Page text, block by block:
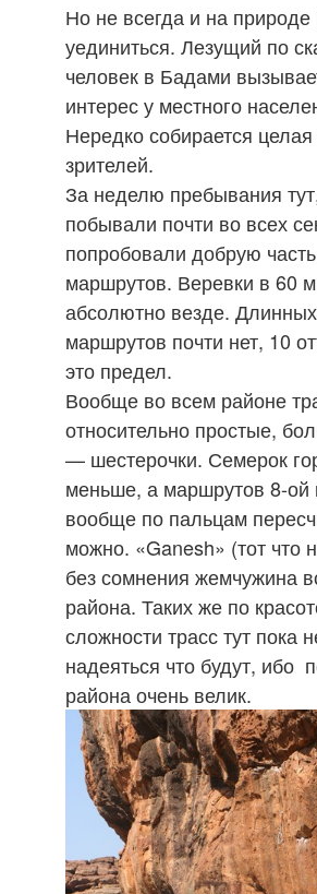
Но не всегда и на природе
уединиться. Лезущий по
человек в Бадами
интерес у местного
Нередко собирается
зрителей.
За неделю пребывания
побывали почти во всех
попробовали добрую часть
маршрутов. Веревки в 60
абсолютно везде. Длинных
маршрутов почти нет, 10
это предел.
Вообще во всем районе
относительно простые,
— шестерочки. Семерок
меньше, а маршрутов 8-ой
вообще по пальцам
можно. «Ganesh» (тот что
без сомнения жемчужина
района. Таких же по
сложности трасс тут пока
надеяться что будут, ибо
района очень велик.